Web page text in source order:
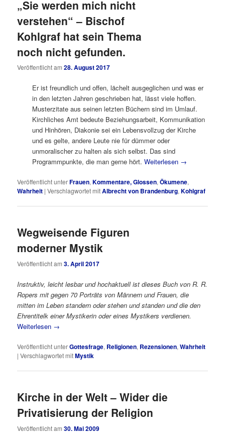
„Sie werden mich nicht
verstehen“ – Bischof
Kohlgraf hat sein Thema
noch nicht gefunden.
Veröffentlicht am28. August 2017
Er ist freundlich und offen, lächelt ausgeglichen und was er
in den letzten Jahren geschrieben hat, lässt viele hoffen.
Musterzitate aus seinen letzten Büchern sind im Umlauf.
Kirchliches Amt bedeute Beziehungsarbeit, Kommunikation
und Hinhören, Diakonie sei ein Lebensvollzug der Kirche
und es gelte, andere Leute nie für dümmer oder
unmoralischer zu halten als sich selbst. Das sind
Programmpunkte, die man gerne hört.Weiterlesen →
Veröffentlicht unterFrauen,Kommentare, Glossen,Ökumene,
Wahrheit |Verschlagwortet mitAlbrecht von Brandenburg,Kohlgraf
Wegweisende Figuren
moderner Mystik
Veröffentlicht am3. April 2017
Instruktiv, leicht lesbar und hochaktuell ist dieses Buch von R. R.
Ropers mit gegen 70 Porträts von Männern und Frauen, die
mitten im Leben standern oder stehen und standen und die den
Ehrentitelk einer Mystikerin oder eines Mystikers verdienen.
Weiterlesen →
Veröffentlicht unterGottesfrage, Religionen, Rezensionen,Wahrheit
|Verschlagwortet mitMystik
Kirche in der Welt – Wider die
Privatisierung der Religion
Veröffentlicht am30. Mai 2009